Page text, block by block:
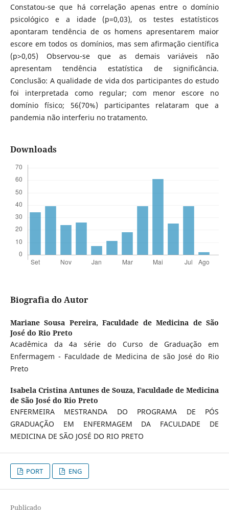
Constatou-se que há correlação apenas entre o domínio
psicológico e a idade (p=0,03), os testes estatísticos
apontaram tendência de os homens apresentarem maior
escore em todos os domínios, mas sem afirmação científica
(p>0,05) Observou-se que as demais variáveis não
apresentam tendência estatística de significância.
Conclusão: A qualidade de vida dos participantes do estudo
foi interpretada como regular; com menor escore no
domínio físico; 56(70%) participantes relataram que a
pandemia não interferiu no tratamento.
Downloads
Biografia do Autor
Mariane Sousa Pereira,Faculdade de Medicina de São
José do Rio Preto
Acadêmica da 4a série do Curso de Graduação em
Enfermagem - Faculdade de Medicina de são José do Rio
Preto
Isabela Cristina Antunes de Souza,Faculdade de Medicina
de São José do Rio Preto
ENFERMEIRA MESTRANDA DO PROGRAMA DE PÓS
GRADUAÇÃO EM ENFERMAGEM DA FACULDADE DE
MEDICINA DE SÃO JOSÉ DO RIO PRETO
PORT ENG
Publicado